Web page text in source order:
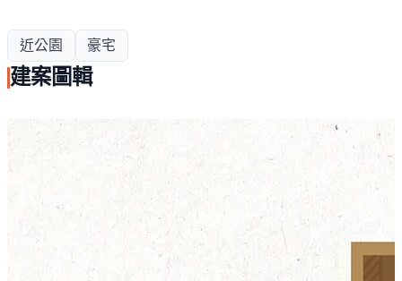
近公園 豪宅
建案圖輯